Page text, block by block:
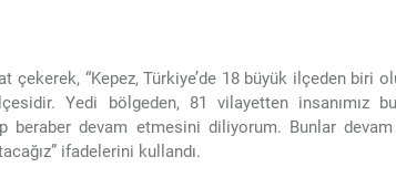
çekerek, “Kepez, Türkiye’de 18 büyük ilçeden biri
Yedi bölgeden, 81 vilayetten insanımız
beraber devam etmesini diliyorum. Bunlar
ifadelerini kullandı.